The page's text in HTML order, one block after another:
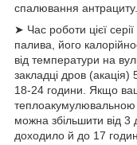
спалювання антрациту.
➤ Час роботи цієї
палива, його
від температури на
закладці дров
18-24 години. Якщо
теплоакумулювальною
можна збільшити від
доходило й до 17 годин.